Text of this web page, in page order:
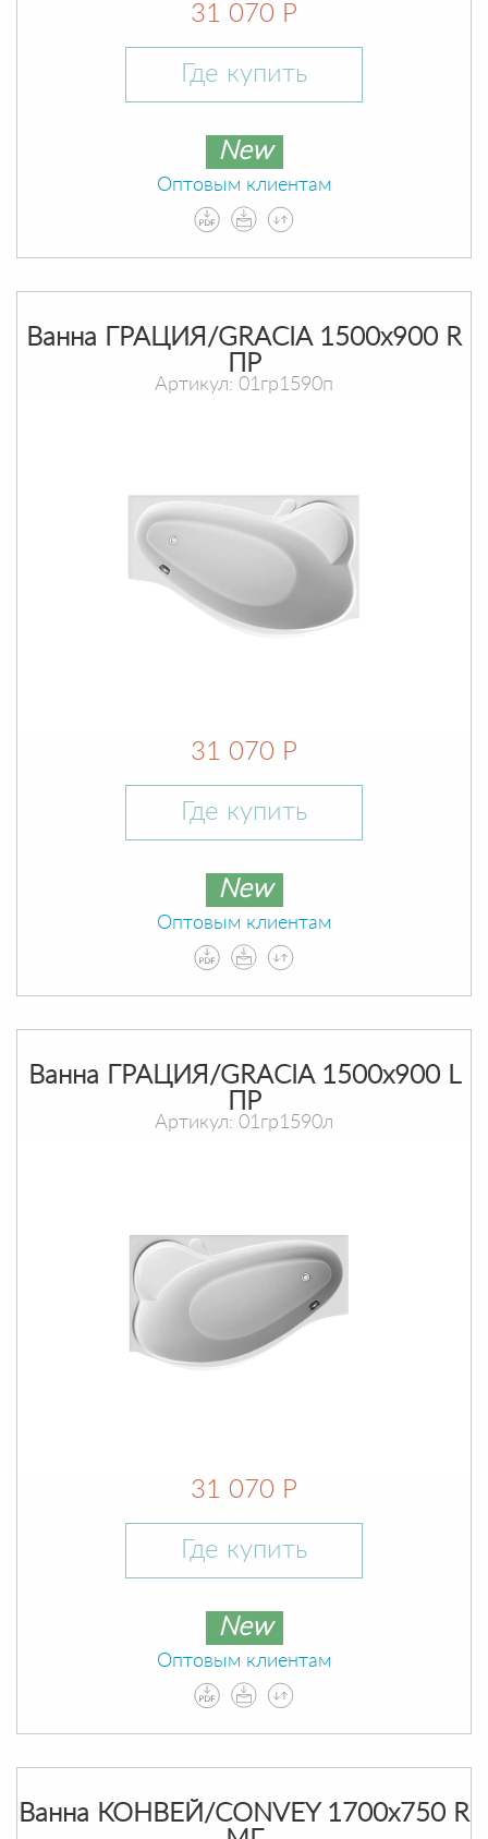
31 070 Р
Где купить
New
Оптовым клиентам
Ванна ГРАЦИЯ/GRACIA 1500х900 R
ПР
Артикул: 01гр1590п
31 070 Р
Где купить
New
Оптовым клиентам
Ванна ГРАЦИЯ/GRACIA 1500х900 L
ПР
Артикул: 01гр1590л
31 070 Р
Где купить
New
Оптовым клиентам
Ванна КОНВЕЙ/CONVEY 1700х750 R